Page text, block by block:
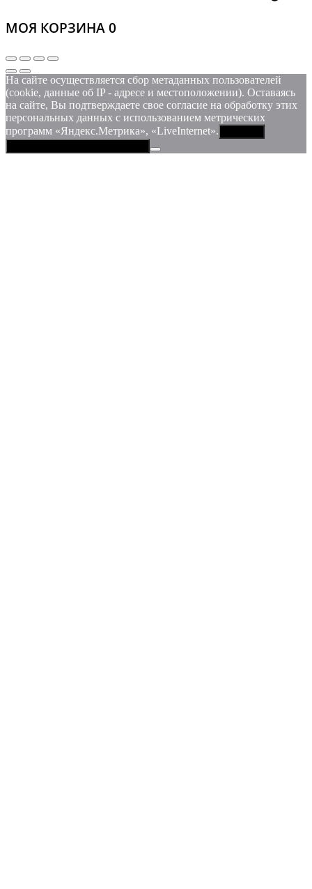
МОЯ КОРЗИНА 0
На сайте осуществляется сбор метаданных пользователей
(cookie, данные об IP - адресе и местоположении). Оставаясь
на сайте, Вы подтверждаете свое согласие на обработку этих
персональных данных c использованием метрических
программ «Яндекс.Метрика», «LiveInternet».